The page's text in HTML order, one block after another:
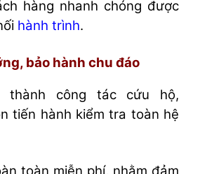
hàng nhanh chóng được
hành trình.
bảo hành chu đáo
thành công tác cứu hộ,
tiến hành kiểm tra toàn hệ